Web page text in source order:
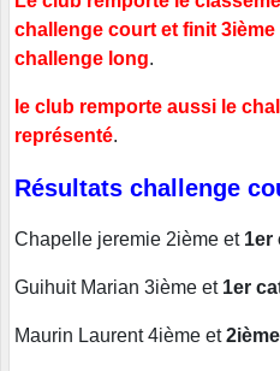
challenge court et finit
challenge long.
le club remporte aussi le
représenté.
Résultats challenge
Chapelle jeremie 2ième et 1er
Guihuit Marian 3ième et 1er
Maurin Laurent 4ième et